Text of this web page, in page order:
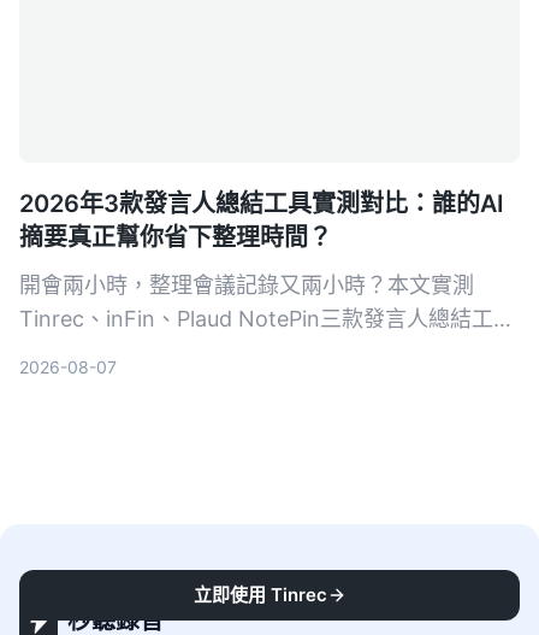
2026年3款發言人總結工具實測對比：誰的AI
摘要真正幫你省下整理時間？
開會兩小時，整理會議記錄又兩小時？本文實測
Tinrec、inFin、Plaud NotePin三款發言人總結工
2026-08-07
秒聽錄音
立即使用 Tinrec